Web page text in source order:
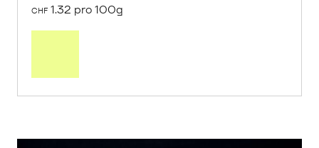
CHF 1.32 pro 100g